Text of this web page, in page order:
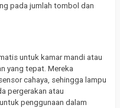
pada jumlah tombol dan
untuk kamar mandi atau
yang tepat. Mereka
cahaya, sehingga lampu
pergerakan atau
penggunaan dalam